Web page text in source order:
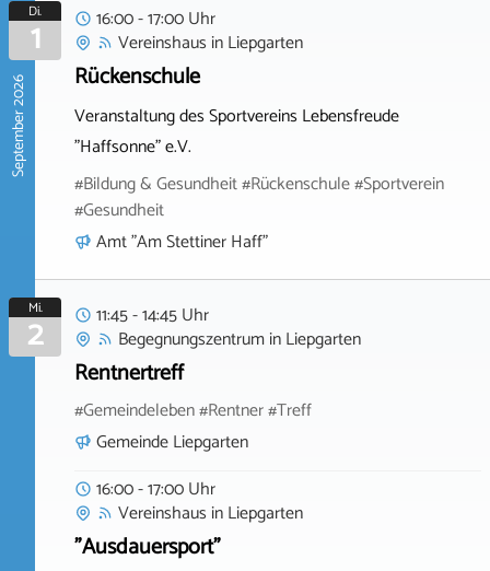
September 2026
Di.
1
16:00 - 17:00 Uhr
Vereinshaus inLiepgarten
Rückenschule
Veranstaltung des Sportvereins Lebensfreude
"Haffsonne" e.V.
#Bildung & Gesundheit #Rückenschule #Sportverein
#Gesundheit
Amt "Am Stettiner Haff"
Mi.
2
11:45 - 14:45 Uhr
BegegnungszentruminLiepgarten
Rentnertreff
#Gemeindeleben #Rentner #Treff
Gemeinde Liepgarten
16:00 - 17:00 Uhr
Vereinshaus inLiepgarten
"Ausdauersport"